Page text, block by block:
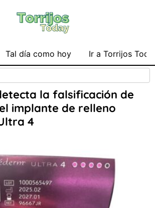
Tal día como hoy Ir a Torrijos
la falsificación de
implante de relleno
4